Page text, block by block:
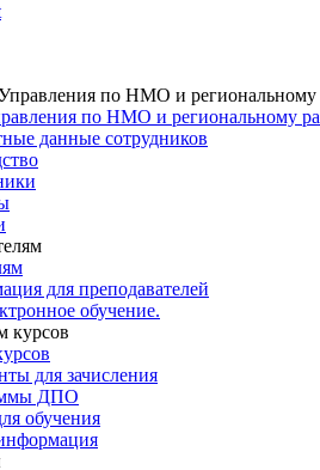
по НМО и региональному
данные сотрудников
для преподавателей
обучение.
для зачисления
ДПО
обучения